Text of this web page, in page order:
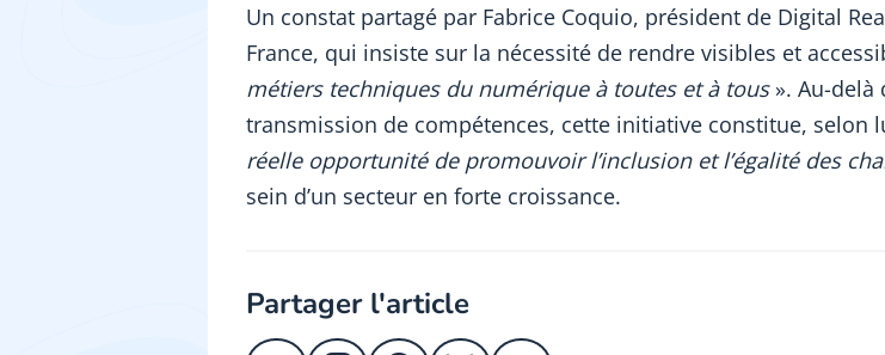
Un constat partagé par Fabrice Coquio, président de Digital
France, qui insiste sur la nécessité de rendre visibles et
métiers techniques du numérique à toutes et à tous». Au-delà
transmission de compétences, cette initiative constitue, selon
réelle opportunité de promouvoir l’inclusion et l’égalité des
sein d’un secteur en forte croissance.
Partager l'article